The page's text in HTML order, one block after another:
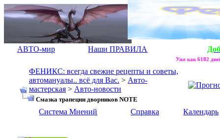
АВТО-мир Наши ПРАВИЛА
Уже как 6182
ФЕНИКС: всегда свежие рецепты и советы,
автомануалы.. всё для Вас. > Авто-
мастерская > Авто-новости
Смазка трапеции дворников NOTE
Система Мнений Справка Календарь